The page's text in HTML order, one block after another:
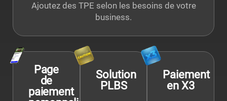
Ajoutez des TPE selon les besoins de votre
business.
Page
de
paiement
Solution
PLBS
Paiement
en X3